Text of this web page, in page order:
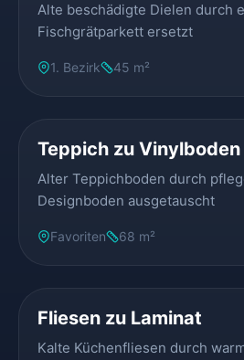
Alte beschädigte Dielen durch
Fischgrätparkett ersetzt
1. Bezirk 45 m²
Teppich zu Vinylboden
Alter Teppichboden durch
Designboden ausgetauscht
Favoriten 68 m²
Fliesen zu Laminat
Kalte Küchenfliesen durch